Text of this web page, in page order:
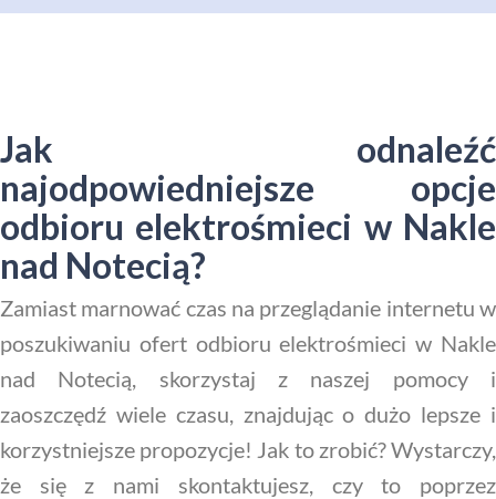
Jak odnaleźć
najodpowiedniejsze opcje
odbioru elektrośmieci w Nakle
nad Notecią?
Zamiast marnować czas na przeglądanie internetu w
poszukiwaniu ofert odbioru elektrośmieci w Nakle
nad Notecią, skorzystaj z naszej pomocy i
zaoszczędź wiele czasu, znajdując o dużo lepsze i
korzystniejsze propozycje! Jak to zrobić? Wystarczy,
że się z nami skontaktujesz, czy to poprzez